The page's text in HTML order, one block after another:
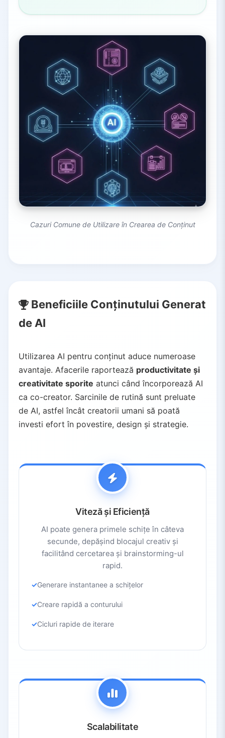
Cazuri Comune de Utilizare în Crearea de Conținut
Beneficiile Conținutului Generat
de AI
Utilizarea AI pentru conținut aduce numeroase
avantaje. Afacerile raportează productivitate și
creativitate sporite atunci când încorporează AI
ca co-creator. Sarcinile de rutină sunt preluate
de AI, astfel încât creatorii umani să poată
investi efort în povestire, design și strategie.
Viteză și Eficiență
AI poate genera primele schițe în câteva
secunde, depășind blocajul creativ și
facilitând cercetarea și brainstorming-ul
rapid.
Generare instantanee a schițelor
Creare rapidă a conturului
Cicluri rapide de iterare
Scalabilitate